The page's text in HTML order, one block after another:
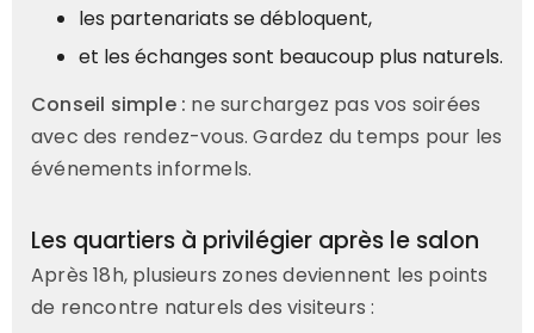
les partenariats se débloquent,
et les échanges sont beaucoup plus naturels.
Conseil simple : ne surchargez pas vos soirées
avec des rendez-vous. Gardez du temps pour les
événements informels.
Les quartiers à privilégier après le salon
Après 18h, plusieurs zones deviennent les points
de rencontre naturels des visiteurs :